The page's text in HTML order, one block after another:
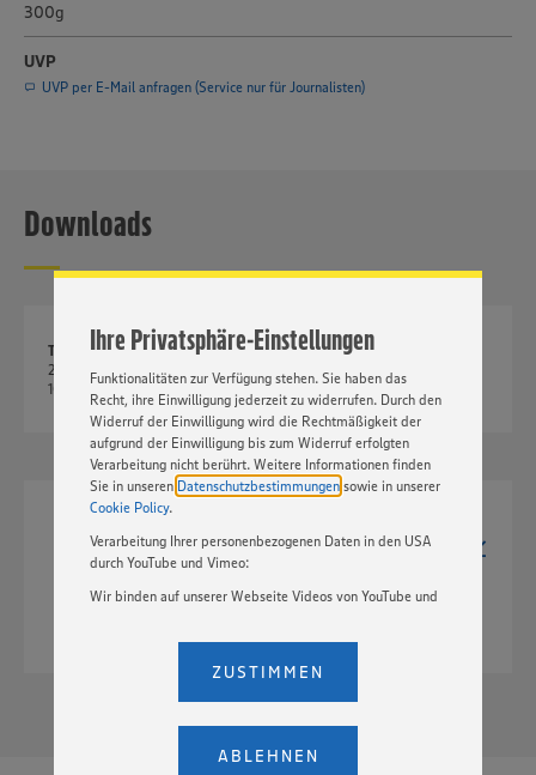
Ihre Privatsphäre-Einstellungen
Website zu personalisieren und Ihnen möglichst relevante
Cookies und anderer Technologien ist freiwillig und kann
„EINSTELLUNGEN ÄNDERN”. Bitte beachten Sie, dass auf
Basis Ihrer Einstellungen ggf. nicht mehr alle
Funktionalitäten zur Verfügung stehen. Sie haben das
Recht, ihre Einwilligung jederzeit zu widerrufen. Durch den
Widerruf der Einwilligung wird die Rechtmäßigkeit der
aufgrund der Einwilligung bis zum Widerruf erfolgten
Verarbeitung nicht berührt. Weitere Informationen finden
Sie in unseren Datenschutzbestimmungen sowie in unserer
Cookie Policy.
Verarbeitung Ihrer personenbezogenen Daten in den USA
durch YouTube und Vimeo:
Wir binden auf unserer Webseite Videos von YouTube und
Einstellungen bezüglich YouTube und Vimeo zu ändern,
ein, dass Ihre Daten (IP-Adresse, Zeitstempel, ggf.
Nutzerverhalten auf unserer Webseite) an die Anbieter der
Dienste YouTube und Vimeo in den USA übermittelt und
dort verarbeitet werden. Der EuGH sieht die USA als Land
ABLEHNEN
ZUSTIMMEN
300g
UVP
UVP per E-Mail anfragen (Service nur für Journalisten)
Downloads
TIF
2152px x 5939px
10,2 MB
2152px x 5939px
1,3 MB